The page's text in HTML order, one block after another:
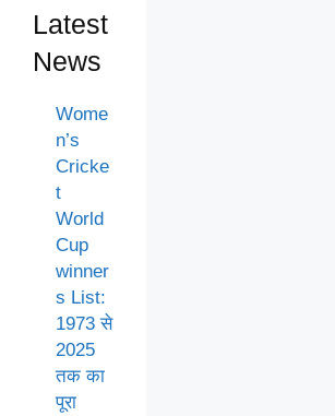
Latest
News
Wome
n’s
Cricke
t
World
Cup
winner
s List:
1973 से
2025
तक का
पूरा